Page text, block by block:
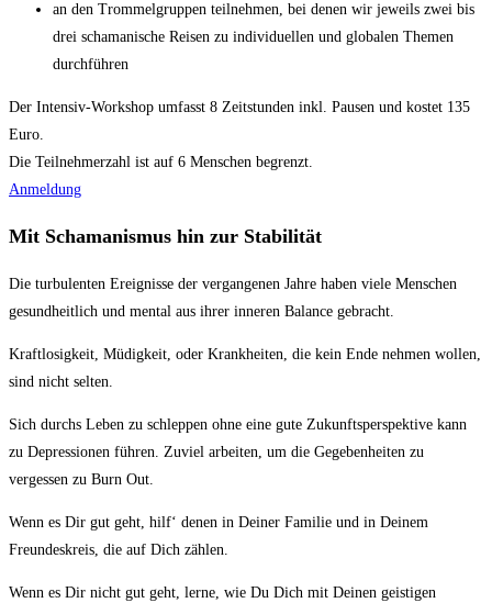
an den Trommelgruppen teilnehmen, bei denen wir jeweils zwei bis
drei schamanische Reisen zu individuellen und globalen Themen
durchführen
Der Intensiv-Workshop umfasst 8 Zeitstunden inkl. Pausen und kostet 135
Euro.
Die Teilnehmerzahl ist auf 6 Menschen begrenzt.
Anmeldung
Mit Schamanismus hin zur Stabilität
Die turbulenten Ereignisse der vergangenen Jahre haben viele Menschen
gesundheitlich und mental aus ihrer inneren Balance gebracht.
Kraftlosigkeit, Müdigkeit, oder Krankheiten, die kein Ende nehmen wollen,
sind nicht selten.
Sich durchs Leben zu schleppen ohne eine gute Zukunftsperspektive kann
zu Depressionen führen. Zuviel arbeiten, um die Gegebenheiten zu
vergessen zu Burn Out.
Wenn es Dir gut geht, hilf‘ denen in Deiner Familie und in Deinem
Freundeskreis, die auf Dich zählen.
Wenn es Dir nicht gut geht, lerne, wie Du Dich mit Deinen geistigen